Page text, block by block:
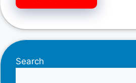
Search